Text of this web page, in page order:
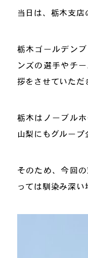
当日は、栃木支
栃木ゴールデン
ンズの選手やチ
拶をさせていただ
栃木はノーブル
山梨にもグループ
そのため、今回
っては馴染み深い